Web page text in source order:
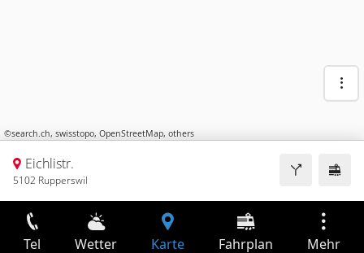
©search.ch, swisstopo, OpenStreetMap, others
Eichlistr.
5102 Rupperswil
Tel Wetter Karte Fahrplan Mehr